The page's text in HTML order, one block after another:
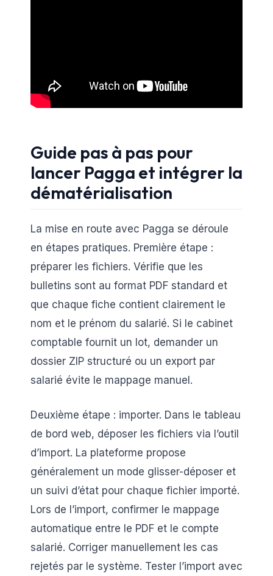
Guide pas à pas pour
lancer Pagga et intégrer la
dématérialisation
La mise en route avec Pagga se déroule
en étapes pratiques. Première étape :
préparer les fichiers. Vérifie que les
bulletins sont au format PDF standard et
que chaque fiche contient clairement le
nom et le prénom du salarié. Si le cabinet
comptable fournit un lot, demander un
dossier ZIP structuré ou un export par
salarié évite le mappage manuel.
Deuxième étape : importer. Dans le tableau
de bord web, déposer les fichiers via l’outil
d’import. La plateforme propose
généralement un mode glisser-déposer et
un suivi d’état pour chaque fichier importé.
Lors de l’import, confirmer le mappage
automatique entre le PDF et le compte
salarié. Corriger manuellement les cas
rejetés par le système. Tester l’import avec